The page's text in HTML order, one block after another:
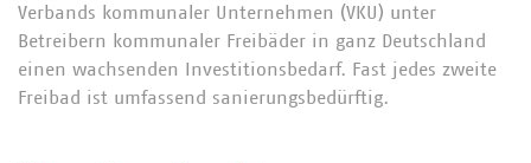
Verbands kommunaler Unternehmen (VKU) unter
Betreibern kommunaler Freibäder in ganz Deutschland
einen wachsenden Investitionsbedarf. Fast jedes zweite
Freibad ist umfassend sanierungsbedürftig.